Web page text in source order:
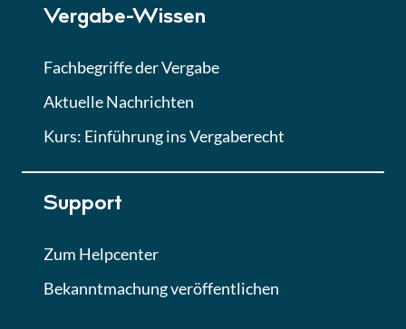
Finales Quiz
Vergabe-Wissen
Fachbegriffe der Vergabe
Aktuelle Nachrichten
Kurs: Einführung ins Vergaberecht
Support
Zum Helpcenter
Bekanntmachung veröffentlichen